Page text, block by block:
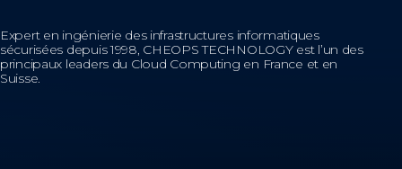
Expert en ingénierie des infrastructures informatiques
sécurisées depuis 1998, CHEOPS TECHNOLOGY est l’un des
principaux leaders du Cloud Computing en France et en
Suisse.